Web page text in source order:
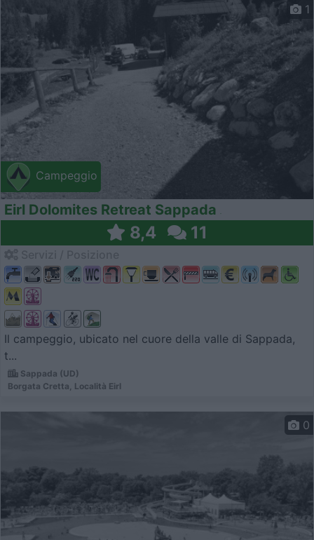
Campeggio
1
Eirl Dolomites Retreat Sappada
8,4 11
Il campeggio, ubicato nel cuore della valle di Sappada,
t...
Sappada (UD)
Borgata Cretta, Località Eirl
0